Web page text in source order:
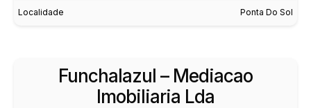
Localidade Ponta Do Sol
Funchalazul – Mediacao
Imobiliaria Lda